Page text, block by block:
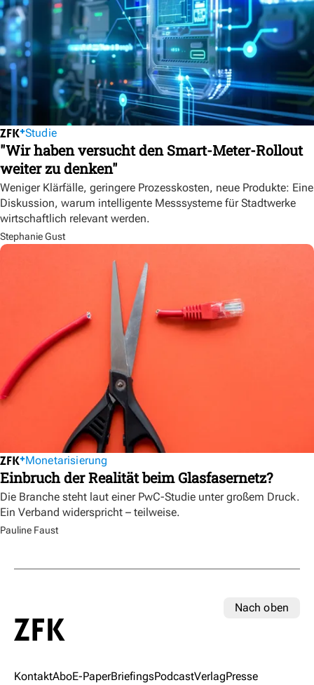
Studie
"Wir haben versucht den Smart-Meter-Rollout
weiter zu denken"
Weniger Klärfälle, geringere Prozesskosten, neue Produkte: Eine
Diskussion, warum intelligente Messsysteme für Stadtwerke
wirtschaftlich relevant werden.
Stephanie Gust
Monetarisierung
Einbruch der Realität beim Glasfasernetz?
Die Branche steht laut einer PwC-Studie unter großem Druck.
Ein Verband widerspricht – teilweise.
Pauline Faust
Nach oben
KontaktAboE-PaperBriefingsPodcastVerlagPresse